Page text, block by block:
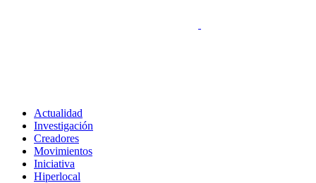
Actualidad
Investigación
Creadores
Movimientos
Iniciativa
Hiperlocal